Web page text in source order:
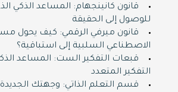
قانون كانينجهام: المساعد الذكي
للوصول إلى الحقيقة
قانون ميرفي الرقمي: كيف يحول
الاصطناعي السلبية إلى استباقية؟
قبعات التفكير الست: المساعد
التفكير المتعدد
قسم التعلم الذاتي: وجهتك